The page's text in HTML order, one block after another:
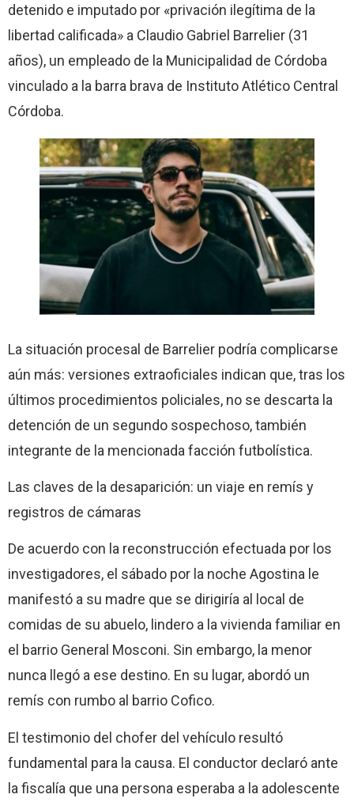
detenido e imputado por «privación ilegítima de la
libertad calificada» a Claudio Gabriel Barrelier (31
años), un empleado de la Municipalidad de Córdoba
vinculado a la barra brava de Instituto Atlético Central
Córdoba.
La situación procesal de Barrelier podría complicarse
aún más: versiones extraoficiales indican que, tras los
últimos procedimientos policiales, no se descarta la
detención de un segundo sospechoso, también
integrante de la mencionada facción futbolística.
Las claves de la desaparición: un viaje en remís y
registros de cámaras
De acuerdo con la reconstrucción efectuada por los
investigadores, el sábado por la noche Agostina le
manifestó a su madre que se dirigiría al local de
comidas de su abuelo, lindero a la vivienda familiar en
el barrio General Mosconi. Sin embargo, la menor
nunca llegó a ese destino. En su lugar, abordó un
remís con rumbo al barrio Cofico.
El testimonio del chofer del vehículo resultó
fundamental para la causa. El conductor declaró ante
la fiscalía que una persona esperaba a la adolescente